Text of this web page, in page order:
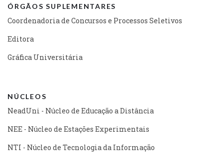
ÓRGÃOS SUPLEMENTARES
Coordenadoria de Concursos e Processos Seletivos
Editora
Gráfica Universitária
NÚCLEOS
NeadUni - Núcleo de Educação a Distância
NEE - Núcleo de Estações Experimentais
NTI - Núcleo de Tecnologia da Informação